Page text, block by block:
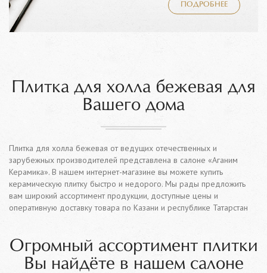
ПОДРОБНЕЕ
Плитка для холла бежевая для
Вашего дома
Плитка для холла бежевая от ведущих отечественных и
зарубежных производителей представлена в салоне «Аганим
Керамика». В нашем интернет-магазине вы можете купить
керамическую плитку быстро и недорого. Мы рады предложить
вам широкий ассортимент продукции, доступные цены и
оперативную доставку товара по Казани и республике Татарстан
Огромный ассортимент плитки
Вы найдёте в нашем салоне